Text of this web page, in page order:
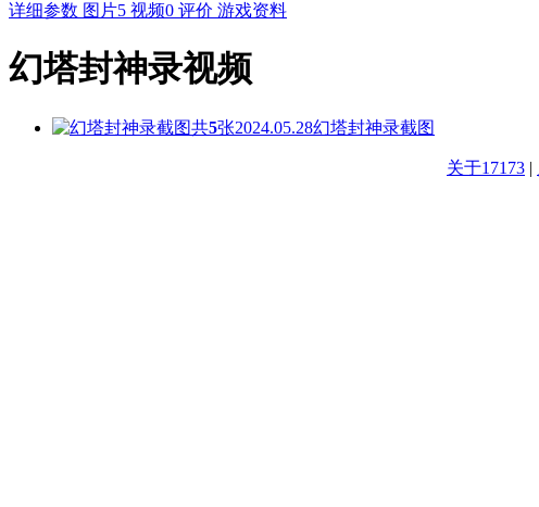
详细参数 图片5 视频0 评价 游戏资料
幻塔封神录视频
共5张2024.05.28幻塔封神录截图
关于17173 |